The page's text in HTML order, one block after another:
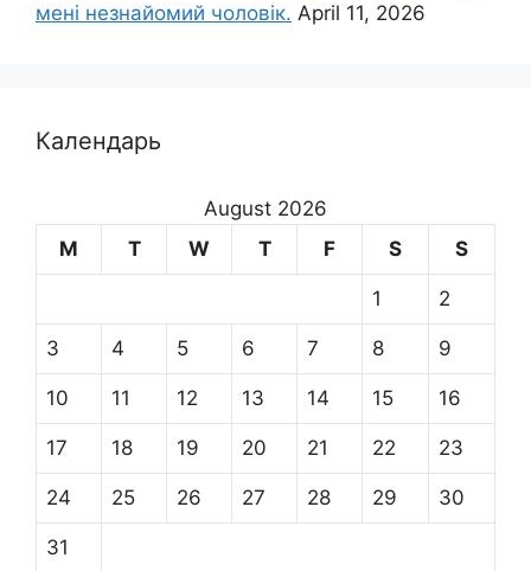
мені незнайомий чоловік. April 11, 2026
Календарь
August 2026
M
T W T F S S
1 2
3 4 5 6 7 8 9
10 11 12 13 14 15 16
17 18 19 20 21 22 23
24 25 26 27 28 29 30
31